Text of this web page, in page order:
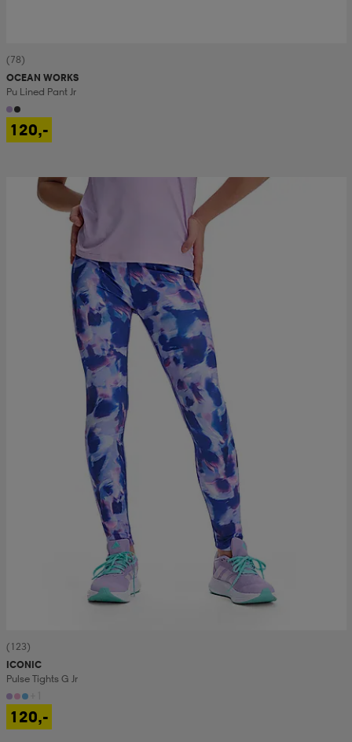
(78)
OCEAN WORKS
Pu Lined Pant Jr
120,-
(123)
ICONIC
Pulse Tights G Jr
120,-